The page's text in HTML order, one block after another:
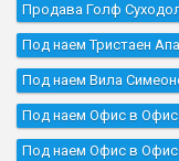
Продава Голф
Под наем Тристаен
Под наем Вила
Под наем Офис в Офис
Под наем Офис в Офис